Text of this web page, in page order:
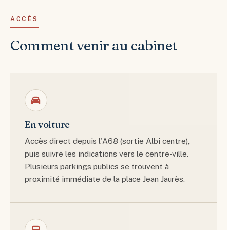
ACCÈS
Comment venir au cabinet
En voiture
Accès direct depuis l'A68 (sortie Albi centre),
puis suivre les indications vers le centre-ville.
Plusieurs parkings publics se trouvent à
proximité immédiate de la place Jean Jaurès.